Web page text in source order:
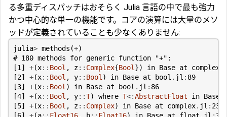
る多重ディスパッチはおそらく Julia 言語の中で最も強力
かつ中心的な単一の機能です。コアの演算には大量のメソ
ッドが定義されていることも少なくありません:
julia> methods (+)
# 180 methods for generic function "+":
[1 ] +(x:: Bool , z:: Complex{Bool }) in Base at complex
[2] +(x:: Bool , y:: Bool ) in Base at bool . jl : 89
[3] +(x:: Bool ) in Base at bool . jl : 86
[4] +(x:: Bool , y::T) where T<:AbstractFloat in Base
[5] +(x:: Bool , z:: Complex) in Base at complex. jl : 234
[6] +(a:: Float16, b:: Float16) in Base at float . jl :